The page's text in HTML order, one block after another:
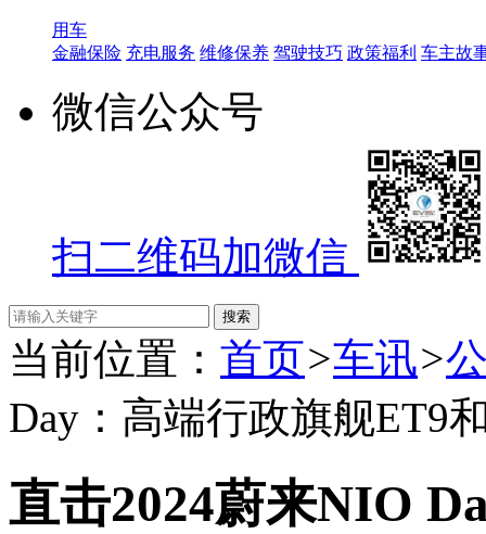
用车
金融保险 充电服务 维修保养 驾驶技巧 政策福利 车主故
微信公众号
扫二维码加微信
当前位置： 首页>车讯>
Day：高端行政旗舰ET9
直击2024蔚来NIO